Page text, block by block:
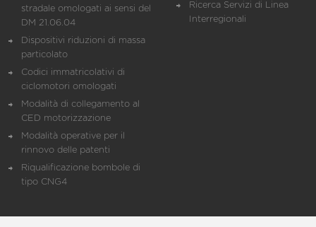
stradale omologati ai sensi del
DM 21.06.04
Dispositivi riduzioni di massa
particolato
Codici immatricolativi di
ciclomotori omologati
Modalità di collegamento al
CED motorizzazione
Modalità operative per il
rinnovo delle patenti
Riqualificazione bombole di
tipo CNG4
Ricerca Servizi di Linea
Interregionali